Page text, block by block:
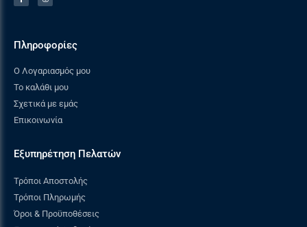
Πληροφορίες
Ο Λογαριασμός μου
Το καλάθι μου
Σχετικά με εμάς
Επικοινωνία
Εξυπηρέτηση Πελατών
Τρόποι Αποστολής
Τρόποι Πληρωμής
Όροι & Προϋποθέσεις